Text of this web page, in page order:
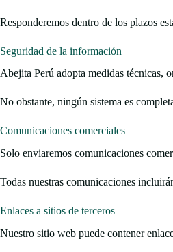
Responderemos dentro de los plazos
Seguridad de la información
Abejita Perú adopta medidas técnicas,
No obstante, ningún sistema es
Comunicaciones comerciales
Solo enviaremos comunicaciones
Todas nuestras comunicaciones
Enlaces a sitios de terceros
Nuestro sitio web puede contener